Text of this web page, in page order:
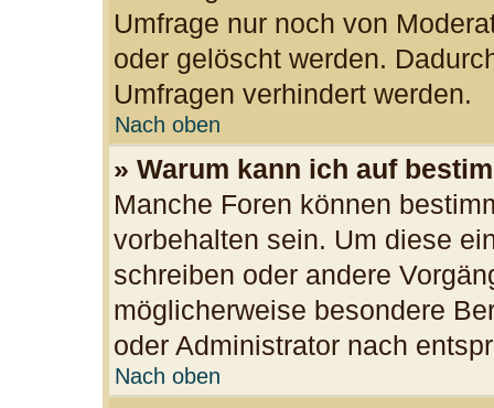
Umfrage nur noch von
oder gelöscht werden.
Umfragen verhindert werden.
Nach oben
» Warum kann ich auf
Manche Foren können
vorbehalten sein. Um diese
schreiben oder andere
möglicherweise besondere
oder Administrator nach
Nach oben